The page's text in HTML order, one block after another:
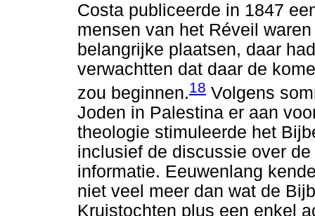
Costa publiceerde in 1847
mensen van het Réveil
belangrijke plaatsen, daar
verwachtten dat daar de
zou beginnen.18 Volgens
Joden in Palestina er aan
theologie stimuleerde het
inclusief de discussie over
informatie. Eeuwenlang
niet veel meer dan wat de
Kruistochten plus een enkel